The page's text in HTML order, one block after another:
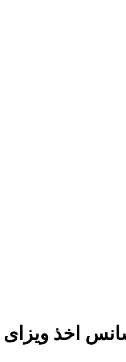
قوی چه قدر شانس اخذ